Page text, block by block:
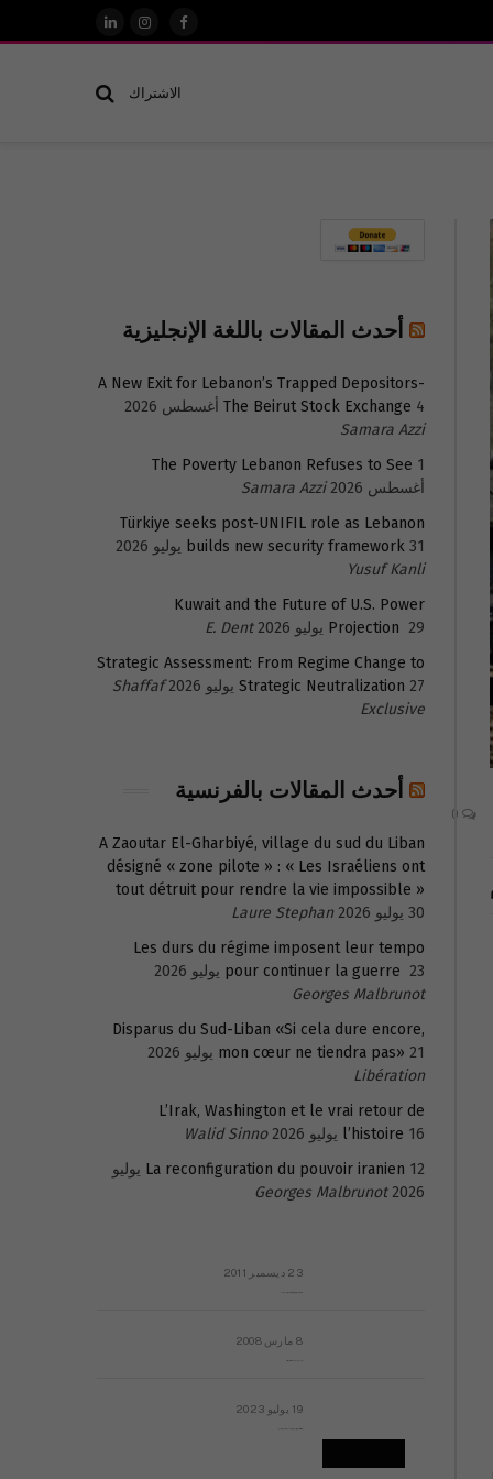
فيسبوكالانستغرام
لينكدإن
الاشتراك
أحدث المقالات باللغة الإنجليزية
A New Exit for Lebanon’s Trapped Depositors-
The Beirut Stock Exchange 4 أغسطس 2026
Samara Azzi
The Poverty Lebanon Refuses to See 1
أغسطس 2026
Samara Azzi
Türkiye seeks post-UNIFIL role as Lebanon
builds new security framework 31 يوليو 2026
Yusuf Kanli
Kuwait and the Future of U.S. Power
Projection 29 يوليو 2026
E. Dent
Strategic Assessment: From Regime Change to
Strategic Neutralization 27 يوليو 2026
Shaffaf
Exclusive
أحدث المقالات بالفرنسية
A Zaoutar El-Gharbiyé, village du sud du Liban
désigné « zone pilote » : « Les Israéliens ont
tout détruit pour rendre la vie impossible »
30 يوليو 2026
Laure Stephan
Les durs du régime imposent leur tempo
pour continuer la guerre 23 يوليو 2026
Georges Malbrunot
Disparus du Sud-Liban «Si cela dure encore,
mon cœur ne tiendra pas» 21 يوليو 2026
Libération
L’Irak, Washington et le vrai retour de
l’histoire 16 يوليو 2026
Walid Sinno
La reconfiguration du pouvoir iranien 12 يوليو
2026
Georges Malbrunot
23 ديسمبر 2011
8 مارس 2008
19 يوليو 2023